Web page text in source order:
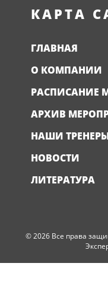
КАРТА
ГЛАВНАЯ
О КОМПАНИИ
РАСПИСАНИЕ
АРХИВ
НАШИ
НОВОСТИ
ЛИТЕРАТУРА
© 2026 Все права